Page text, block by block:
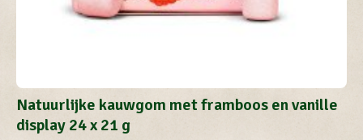
Natuurlijke kauwgom met framboos en vanille
display 24 x 21 g